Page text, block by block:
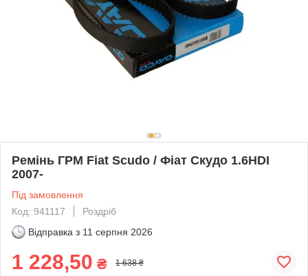
Ремінь ГРМ Fiat Scudo / Фіат Скудо 1.6HDI
2007-
Під замовлення
Код: 941117
Роздріб
Відправка з 11 серпня 2026
1 228,50 ₴ 1 638 ₴